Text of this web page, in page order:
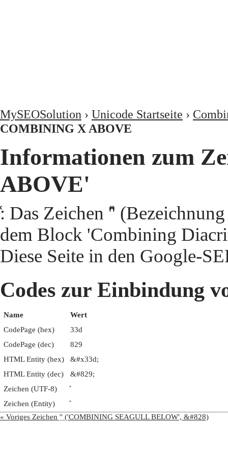
MySEOSolution › Unicode Startseite ›
COMBINING X ABOVE
Informationen zum
ABOVE'
̽: Das Zeichen '̽'
dem Block 'Combining
Diese Seite in den Google-
Codes zur Einbindung
Name
Wert
CodePage (hex)
33d
CodePage (dec)
829
HTML Entity (hex)
&#x33d;
HTML Entity (dec)
&#829;
Zeichen (UTF-8)
Zeichen (Entity)
« Voriges Zeichen '̼' ('COMBINING SEAGULL BELOW', &#828)